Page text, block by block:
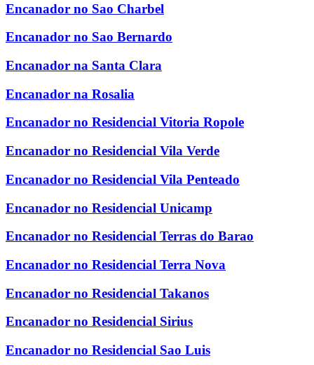
Encanador no Sao Charbel
Encanador no Sao Bernardo
Encanador na Santa Clara
Encanador na Rosalia
Encanador no Residencial Vitoria Ropole
Encanador no Residencial Vila Verde
Encanador no Residencial Vila Penteado
Encanador no Residencial Unicamp
Encanador no Residencial Terras do Barao
Encanador no Residencial Terra Nova
Encanador no Residencial Takanos
Encanador no Residencial Sirius
Encanador no Residencial Sao Luis